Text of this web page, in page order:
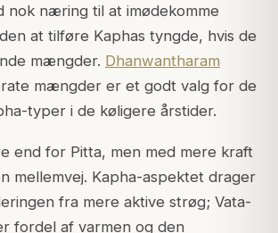
nok næring til at imødekomme
at tilføre Kaphas tyngde, hvis de
mængder. Dhanwantharam
mængder er et godt valg for de
typer i de køligere årstider.
end for Pitta, men med mere kraft
mellemvej. Kapha-aspektet drager
fra mere aktive strøg; Vata-
fordel af varmen og den